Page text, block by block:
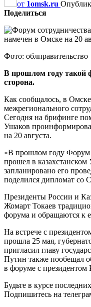
от 1omsk.ru
Поделиться
Фото: облправительство
В прошлом году такой
сторона.
Как сообщалось, в
межрегионального
Сегодня на брифинге
Ушаков
на 20 августа.
«В прошлом году Форум
прошел в казахстанском
запланировано его
поделился дипломат со
Президенты России и
Жомарт Токаев
форума и обращаются к
На встрече с
прошла 25 мая,
пригласил главу
Путин также пообещал
в форуме с президентом
Будьте в курсе
Подпишитесь на